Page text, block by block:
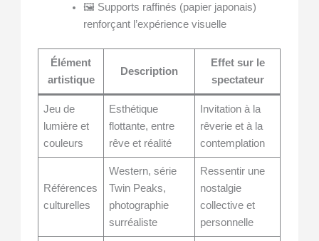
🖼️ Supports raffinés (papier japonais)
renforçant l’expérience visuelle
Élément
artistique
Description
Effet sur le
spectateur
Jeu de
lumière et
couleurs
Esthétique
flottante, entre
rêve et réalité
Invitation à la
rêverie et à la
contemplation
Références
culturelles
Western, série
Twin Peaks,
photographie
surréaliste
Ressentir une
nostalgie
collective et
personnelle